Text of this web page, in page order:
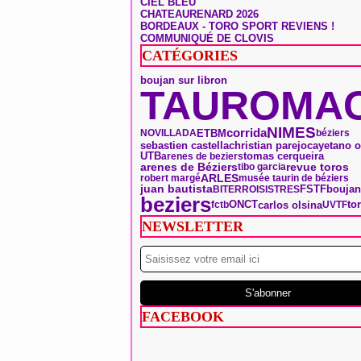
CHATEAURENARD 2026
BORDEAUX - TORO SPORT REVIENS !
COMMUNIQUÉ DE CLOVIS
CATÉGORIES
boujan sur libron
NOVILLADAETBMcorridaNIMES béziers
sebastien castellachristian parejocayetano
UTBarenes de bezierstomas cerqueira
arenes de Bézierstibo garciarevue toros
robert margéARLESmusée taurin de béziers
juan bautistaBITERROISISTRESFSTFboujan
beziersfctbONCTcarlos olsinaUVTF
NEWSLETTER
FACEBOOK